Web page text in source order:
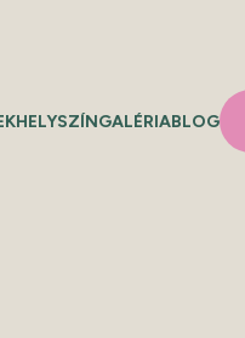
HELYSZÍNGALÉRIABLOG